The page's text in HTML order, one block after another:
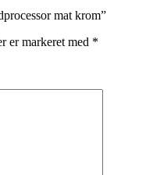
mat krom”
er markeret med *